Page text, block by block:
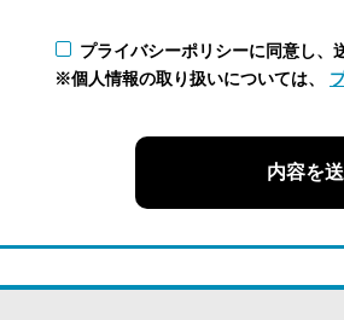
プライバシーポリシーに同意し、
※個人情報の取り扱いについては、
内容を